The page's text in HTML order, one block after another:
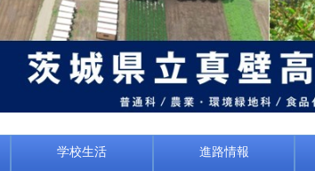
学校生活 進路情報